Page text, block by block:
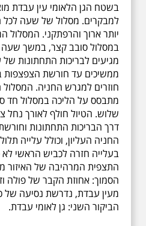
בשטח הגן הלאומי עין עבדת
למבקרים. מסלול של שעה
יותר ארוך והרפתקני.
במסלול סובב קצר, במשך שעה
מגיעים לבריכות התחתונות
ממשיכים עד חורשת הצפצפות
חוזרים למגרש החניה. המסלול
מתבסס על הליכה במסלול חד
שלוש. הטיול חולף לאורך נחל
דרך הבריכות התחתונות
החניה העליון, וכולל עלייה
בעלייה חזרה לכביש הראשי
התצפית המרהיבה של האיזור
הסמוך: אחוזת הקבר של פולה
מעין עבדת, נדרשת נסיעה של
הביקור השני: גן לאומי עבדת.